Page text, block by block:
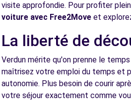
visite approfondie. Pour profiter
voiture avec Free2Move et
La liberté de
Verdun mérite qu'on prenne le
maîtrisez votre emploi du temps et
autonomie. Plus besoin de courir
votre séjour exactement comme